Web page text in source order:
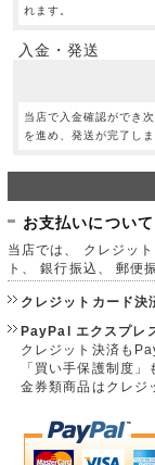
れます。
入金・発送
当店で入金確認ができ
を進め、発送が完了し
お支払いについて
当店では、 クレジッ
ト、 銀行振込、 郵便
クレジットカード決
PayPal エクスプレ
クレジット決済も
「買い手保護制度
金券類商品はクレジ